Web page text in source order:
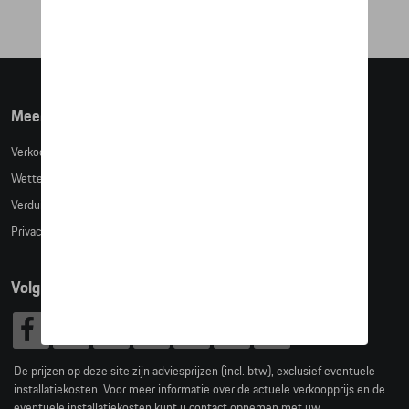
Meer info
Verkoopsvoorwaarden
Wettelijke bepalingen
Verduidelijking kledingmaten
Privacybeleid
Volg Ons
De prijzen op deze site zijn adviesprijzen (incl. btw), exclusief eventuele
installatiekosten. Voor meer informatie over de actuele verkoopprijs en de